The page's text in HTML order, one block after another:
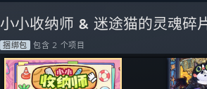
小小收纳师 & 迷途猫的灵魂碎
捆绑包 包含 2 个项目